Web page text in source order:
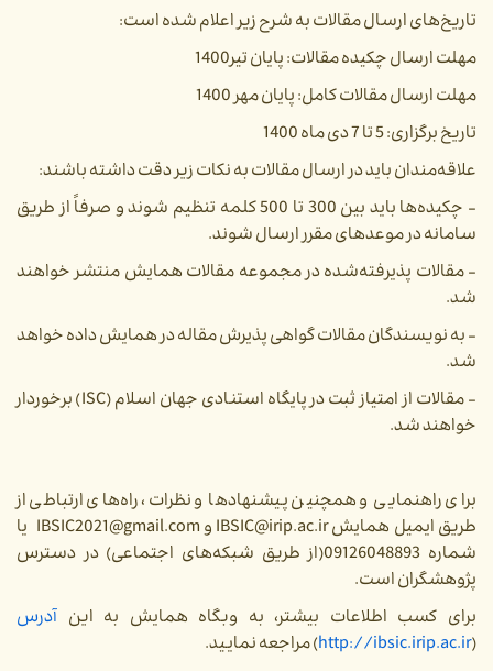
تاریخ‌های ارسال مقالات به شرح زیر اعلام شده است:
مهلت ارسال چکیده مقالات: پایان تیر1400
مهلت ارسال مقالات کامل: پایان مهر 1400
تاریخ برگزاری: 5 تا 7 دی ماه 1400
علاقه‌مندان باید در ارسال مقالات به نکات زیر دقت داشته باشند:
- چکیده‌ها باید بین 300 تا 500 کلمه تنظیم شوند و صرفاً از طریق
سامانه در موعدهای مقرر ارسال شوند.
- مقالات پذیرفته‌شده در مجموعه مقالات همایش منتشر خواهند
شد.
- به نویسندگان مقالات گواهی پذیرش مقاله در همایش داده خواهد
شد.
- مقالات از امتیاز ثبت در پایگاه استنادی جهان اسلام (ISC) برخوردار
خواهند شد.
برای راهنمایی و همچنین پیشنهادها و نظرات، راه‌های ارتباطی از
طریق ایمیل همایش IBSIC@irip.ac.ir و IBSIC2021@gmail.com یا
شماره 09126048893(از طریق شبکه‌های اجتماعی) در دسترس
پژوهشگران است.
برای کسب اطلاعات بیشتر، به وبگاه همایش به این آدرس
(
http://ibsic.irip.ac.ir
)مراجعه نمایید.